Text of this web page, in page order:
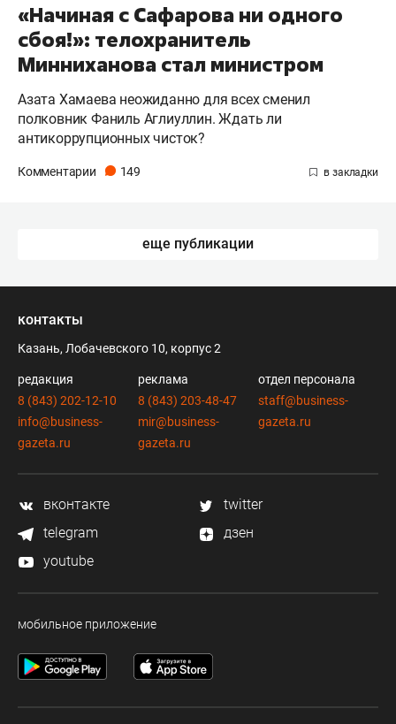
«Начиная с Сафарова ни одного
сбоя!»: телохранитель
Минниханова стал министром
Азата Хамаева неожиданно для всех сменил
полковник Фаниль Аглиуллин. Ждать ли
антикоррупционных чисток?
Комментарии 149
еще публикации
контакты
Казань, Лобачевского 10, корпус 2
редакция
8 (843) 202-12-10
info@business-
gazeta.ru
реклама
8 (843) 203-48-47
mir@business-
gazeta.ru
отдел персонала
staff@business-
gazeta.ru
вконтакте
twitter
telegram
дзен
youtube
мобильное приложение